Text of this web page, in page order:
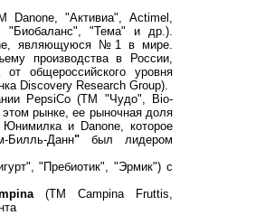
Danone, "Активиа", Actimel,
"Биобаланс", "Тема" и др.).
являющуюся №1 в мире.
производства в России,
общероссийского уровня
Discovery Research Group).
PepsiCo (ТМ "Чудо", Bio-
рынке, ее рыночная доля
и Danone, которое
Билль-Данн" был лидером
"Пребиотик", "Эрмик") с
(ТМ Campina Fruttis,